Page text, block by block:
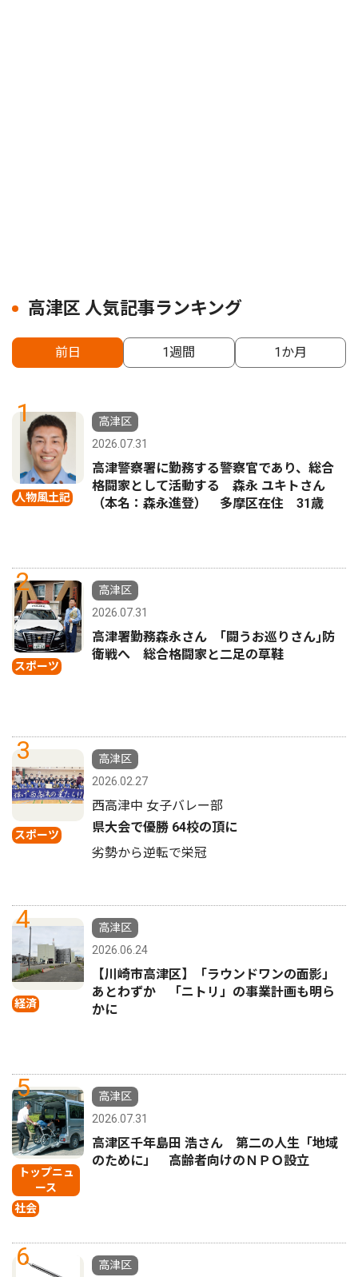
高津区 人気記事ランキング
前日 1週間 1か月
1
人物風土記
高津区
2026.07.31
高津警察署に勤務する警察官であり、総合
格闘家として活動する 森永 ユキトさん
（本名：森永進登） 多摩区在住 31歳
2
スポーツ
高津区
2026.07.31
高津署勤務森永さん ｢闘うお巡りさん｣防
衛戦へ 総合格闘家と二足の草鞋
3
スポーツ
高津区
2026.02.27
西高津中 女子バレー部
県大会で優勝 64校の頂に
劣勢から逆転で栄冠
4
経済
高津区
2026.06.24
【川崎市高津区】「ラウンドワンの面影」
あとわずか 「ニトリ」の事業計画も明ら
かに
5
トップニュ
ース
社会
高津区
2026.07.31
高津区千年島田 浩さん 第二の人生「地域
のために」 高齢者向けのＮＰＯ設立
6
高津区